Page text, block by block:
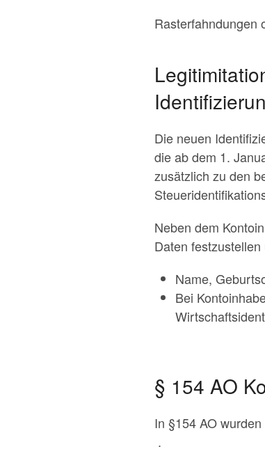
Rasterfahndungen
Die neuen
die ab dem 1.
zusätzlich zu den
Neben dem
Daten
Name,
Bei
§ 154 AO
In §154 AO
.